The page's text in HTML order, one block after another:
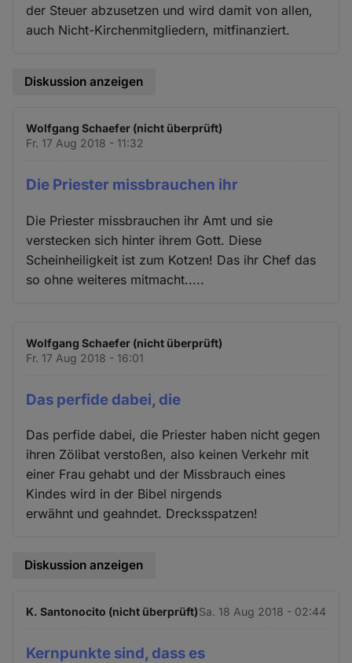
der Steuer abzusetzen und wird damit von allen,
auch Nicht-Kirchenmitgliedern, mitfinanziert.
Diskussion anzeigen
Wolfgang Schaefer (nicht überprüft)
Fr. 17 Aug 2018 - 11:32
Die Priester missbrauchen ihr
Die Priester missbrauchen ihr Amt und sie
verstecken sich hinter ihrem Gott. Diese
Scheinheiligkeit ist zum Kotzen! Das ihr Chef das
so ohne weiteres mitmacht.....
Wolfgang Schaefer (nicht überprüft)
Fr. 17 Aug 2018 - 16:01
Das perfide dabei, die
Das perfide dabei, die Priester haben nicht gegen
ihren Zölibat verstoßen, also keinen Verkehr mit
einer Frau gehabt und der Missbrauch eines
Kindes wird in der Bibel nirgends
erwähnt und geahndet. Drecksspatzen!
Diskussion anzeigen
K. Santonocito (nicht überprüft)Sa. 18 Aug 2018 - 02:44
Kernpunkte sind, dass es